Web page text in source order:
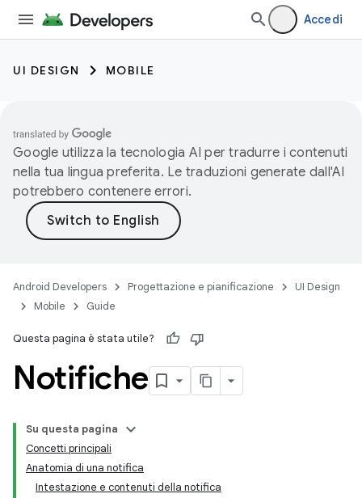
Accedi
UI DESIGN MOBILE
Google utilizza la tecnologia AI per tradurre i contenuti
nella tua lingua preferita. Le traduzioni generate dall'AI
potrebbero contenere errori.
Android Developers Progettazione e pianificazione
UI Design
Mobile
Guide
Questa pagina è stata utile?
Notifiche
Su questa pagina
Concetti principali
Anatomia di una notifica
Intestazione e contenuti della notifica